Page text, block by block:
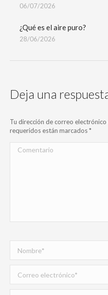
06/07/2026
¿Qué es el aire puro?
28/06/2026
Deja una
Tu dirección de correo
requeridos están marcados*
Comentario